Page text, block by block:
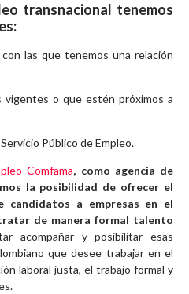
transnacional tenemos
las que tenemos una relación
o que estén próximos a
Público de Empleo.
Comfama, como agencia de
la posibilidad de ofrecer el
candidatos a empresas en el
de manera formal talento
acompañar y posibilitar esas
que desee trabajar en el
laboral justa, el trabajo formal y